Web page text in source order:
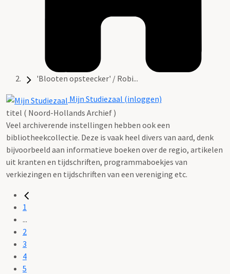
'Blooten opsteecker' / Robi...
Mijn Studiezaal (inloggen)
titel ( Noord-Hollands Archief )
Veel archiverende instellingen hebben ook een
bibliotheekcollectie. Deze is vaak heel divers van aard, denk
bijvoorbeeld aan informatieve boeken over de regio, artikelen
uit kranten en tijdschriften, programmaboekjes van
verkiezingen en tijdschriften van een vereniging etc.
1
...
2
3
4
5